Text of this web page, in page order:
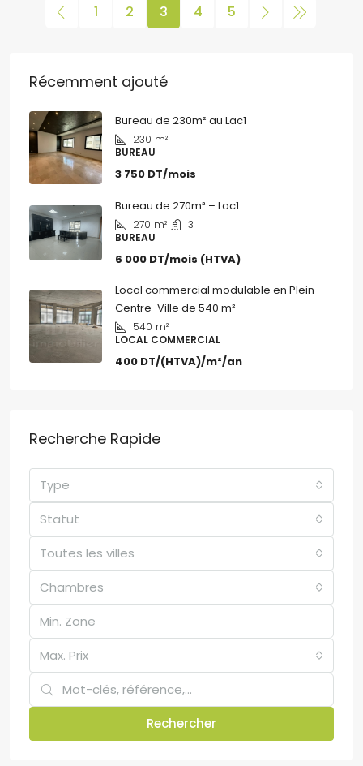
1 2 3 4 5
Récemment ajouté
Bureau de 230m² au Lac1
230 m²
BUREAU
3 750 DT/mois
Bureau de 270m² – Lac1
270 m²
3
BUREAU
6 000 DT/mois (HTVA)
Local commercial modulable en Plein
Centre-Ville de 540 m²
540 m²
LOCAL COMMERCIAL
400 DT/(HTVA)/m²/an
Recherche Rapide
Type
Statut
Toutes les villes
Chambres
Max. Prix
Rechercher